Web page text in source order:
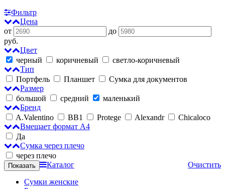
Фильтр
Цена
от
до
руб.
Цвет
черный
коричневый
светло-коричневый
Тип
Портфель
Планшет
Сумка для документов
Размер
большой
средний
маленький
Бренд
A.Valentino
BB1 Protege Alexandr
Chicaloco
Вмещает формат А4
Да
Сумка через плечо
через плечо
Очистить
Каталог
Сумки женские